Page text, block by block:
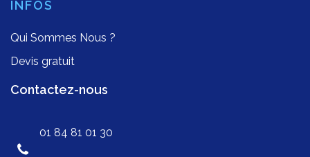
INFOS
Qui Sommes Nous ?
Devis gratuit
Contactez-nous
01 84 81 01 30